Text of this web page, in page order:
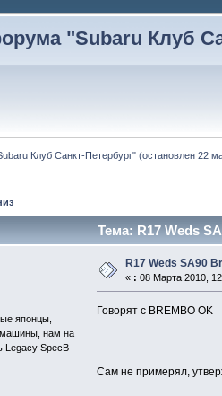
"Subaru Клуб
Клуб Санкт-Петербург" (остановлен 22
Тема: R17 Weds
японцы,
машины, нам на
Legacy SpecB
R17 Weds SA90
« : 08 Марта 2010,
Говорят с BREMBO OK
Сам не примерял,